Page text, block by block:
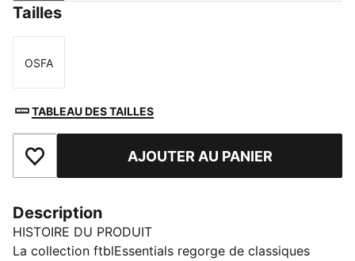
Tailles
Taille
OSFA
TABLEAU DES TAILLES
Ajouter aux favorisAJOUTER AU PANIER
Description
HISTOIRE DU PRODUIT
La collection ftblEssentials regorge de classiques